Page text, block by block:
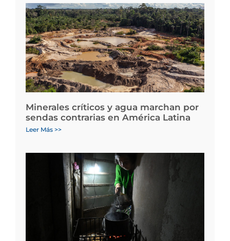
Minerales críticos y agua marchan por
sendas contrarias en América Latina
Leer Más >>